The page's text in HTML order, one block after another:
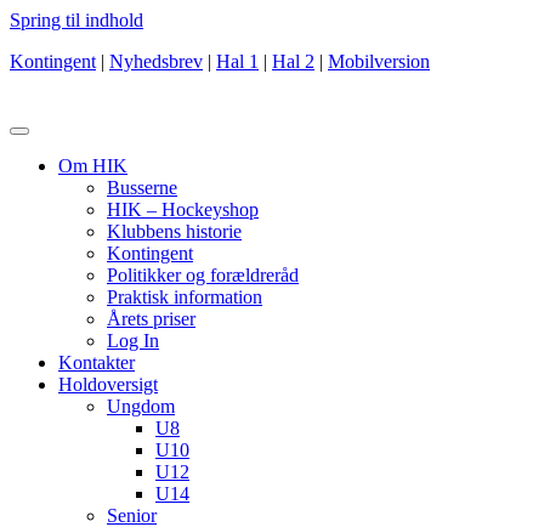
Spring til indhold
Kontingent | Nyhedsbrev | Hal 1 | Hal 2 | Mobilversion
Om HIK
Busserne
HIK – Hockeyshop
Klubbens historie
Kontingent
Politikker og forældreråd
Praktisk information
Årets priser
Log In
Kontakter
Holdoversigt
Ungdom
U8
U10
U12
U14
Senior